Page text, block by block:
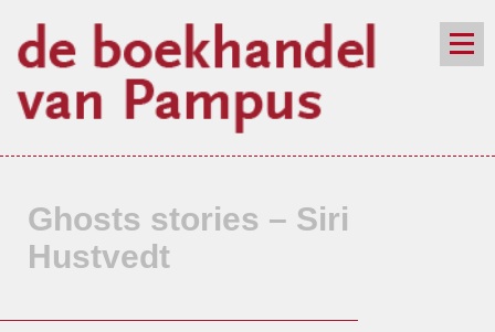
nieuwsbrief
Ghosts stories – Siri
Hustvedt